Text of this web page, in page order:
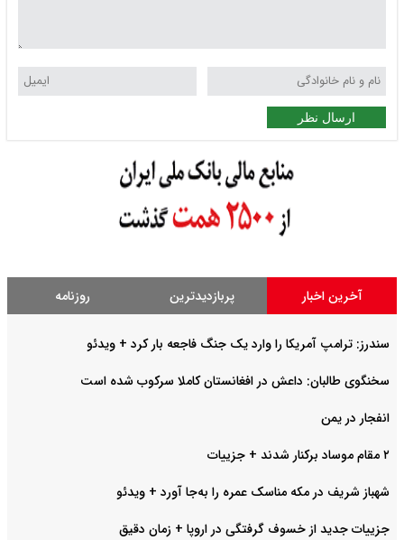
ارسال نظر
آخرین اخبار پربازدیدترین روزنامه
سندرز: ترامپ آمریکا را وارد یک جنگ فاجعه بار کرد + ویدئو
سخنگوی طالبان: داعش در افغانستان کاملا سرکوب شده است
انفجار در یمن
۲ مقام موساد برکنار شدند + جزییات
شهباز شریف در مکه مناسک عمره را به‌جا آورد + ویدئو
جزییات جدید از خسوف گرفتگی در اروپا + زمان دقیق